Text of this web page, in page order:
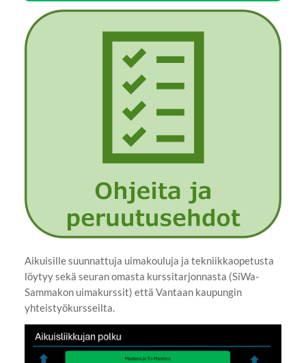
Aikuisille suunnattuja uimakouluja ja tekniikkaopetusta
löytyy sekä seuran omasta kurssitarjonnasta (SiWa-
Sammakon uimakurssit) että Vantaan kaupungin
yhteistyökursseilta.